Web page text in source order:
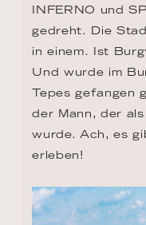
INFERNO und
gedreht. Die
in einem. Ist
Und wurde im
Tepes gefangen
der Mann, der
wurde. Ach, es
erleben!